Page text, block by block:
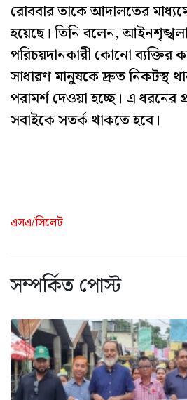
রোববার তাকে আদালতের
হয়েছে। তিনি বলেন, আইনশৃঙ্খলা
পরিচয়দানকারী কোনো ব্যক্তির
সাধারণ মানুষকে দ্রুত নিকটস্থ
পরামর্শ দেওয়া হচ্ছে। এ ধরনের
সবাইকে সতর্ক থাকতে হবে।
এসএ/সিলেট
সম্পর্কিত পোস্ট